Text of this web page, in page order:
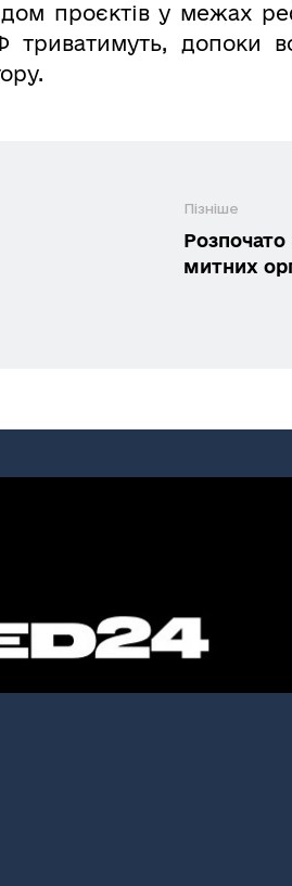
проєктів у межах
триватимуть, допоки
Пізніше
Розпочато
митних